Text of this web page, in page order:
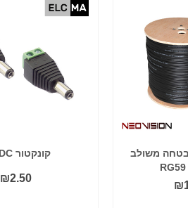
משולב
₪
קונקטור DC זכר
₪2.50